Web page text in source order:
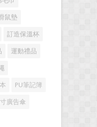
鼠墊
訂造保溫杯
運動禮品
PU筆記簿
廣告傘